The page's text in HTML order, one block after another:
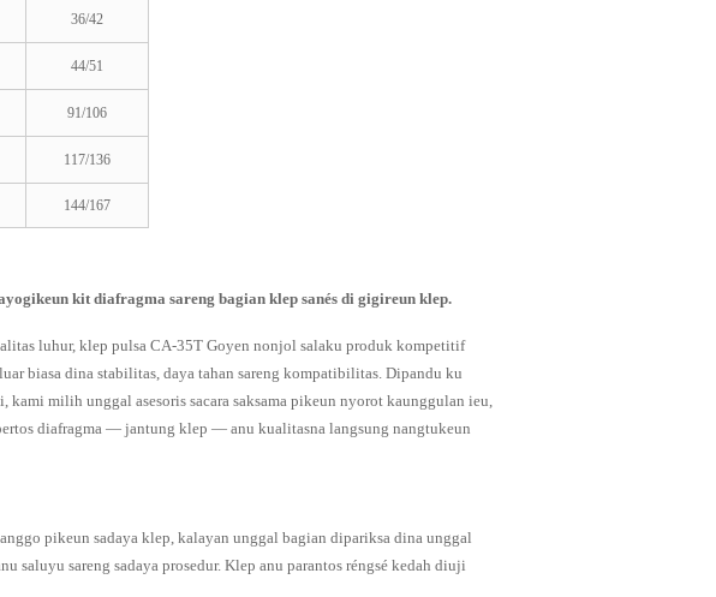
36/42
44/51
91/106
117/136
144/167
kit diafragma sareng bagian klep sanés di gigireun klep.
luhur, klep pulsa CA-35T Goyen nonjol salaku produk kompetitif
biasa dina stabilitas, daya tahan sareng kompatibilitas. Dipandu ku
milih unggal asesoris sacara saksama pikeun nyorot kaunggulan ieu,
diafragma — jantung klep — anu kualitasna langsung nangtukeun
pikeun sadaya klep, kalayan unggal bagian dipariksa dina unggal
saluyu sareng sadaya prosedur. Klep anu parantos réngsé kedah diuji